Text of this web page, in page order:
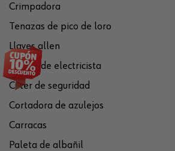
Crimpadora
Tenazas de pico de loro
Llaves allen
Tijeras de electricista
Cúter de seguridad
Cortadora de azulejos
Carracas
Paleta de albañil